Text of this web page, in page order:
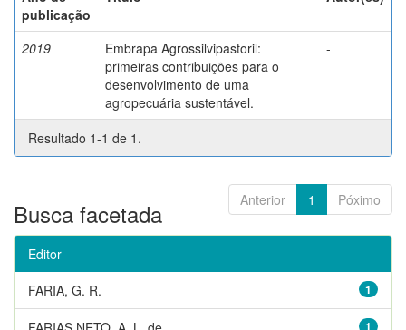
publicação
2019
Embrapa Agrossilvipastoril:
primeiras contribuições para o
desenvolvimento de uma
agropecuária sustentável.
-
Resultado 1-1 de 1.
Anterior 1 Póximo
Busca facetada
Editor
1
FARIA, G. R.
1